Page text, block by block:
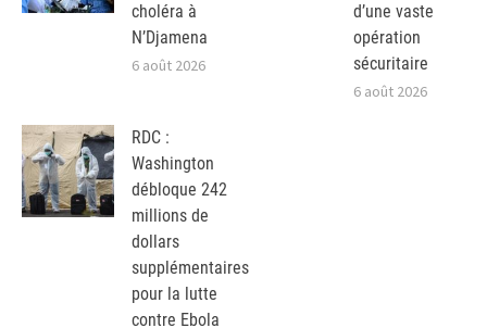
choléra à
N’Djamena
6 août 2026
d’une vaste
opération
sécuritaire
6 août 2026
RDC :
Washington
débloque 242
millions de
dollars
supplémentaires
pour la lutte
contre Ebola